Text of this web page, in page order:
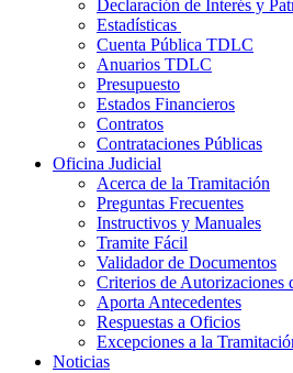
Declaración de Interés y
Estadísticas
Cuenta Pública TDLC
Anuarios TDLC
Presupuesto
Estados Financieros
Contratos
Contrataciones Públicas
Oficina Judicial
Acerca de la Tramitación
Preguntas Frecuentes
Instructivos y Manuales
Tramite Fácil
Validador de Documentos
Criterios de Autorizaciones
Aporta Antecedentes
Respuestas a Oficios
Excepciones a la
Noticias